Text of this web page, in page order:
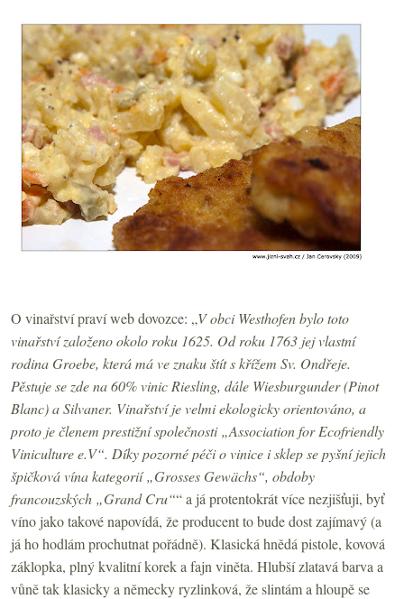
O vinařství praví web dovozce: „V obci Westhofen bylo toto
vinařství založeno okolo roku 1625. Od roku 1763 jej vlastní
rodina Groebe, která má ve znaku štít s křížem Sv. Ondřeje.
Pěstuje se zde na 60% vinic Riesling, dále Wiesburgunder (Pinot
Blanc) a Silvaner. Vinařství je velmi ekologicky orientováno, a
proto je členem prestižní společnosti „Association for Ecofriendly
Viniculture e.V“. Díky pozorné péči o vinice i sklep se pyšní jejich
špičková vína kategorií „Grosses Gewächs“, obdoby
francouzských „Grand Cru““ a já protentokrát více nezjišťuji, byť
víno jako takové napovídá, že producent to bude dost zajímavý (a
já ho hodlám prochutnat pořádně). Klasická hnědá pistole, kovová
záklopka, plný kvalitní korek a fajn viněta. Hlubší zlatavá barva a
vůně tak klasicky a německy ryzlinková, že slintám a hloupě se